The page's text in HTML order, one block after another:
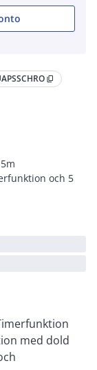
content_copy
och 5
med dold